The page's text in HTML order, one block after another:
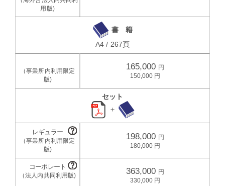
書 籍
A4 / 267頁
165,000
150,000
セット
＋
198,000
180,000
363,000
330,000